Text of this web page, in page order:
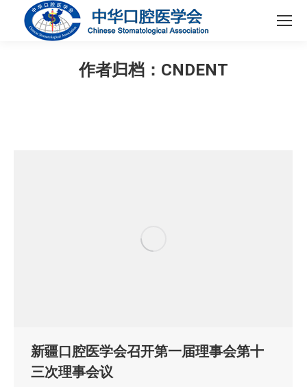
作者归档： CNDENT
新疆口腔医学会召开第一届理事会第十
三次理事会议